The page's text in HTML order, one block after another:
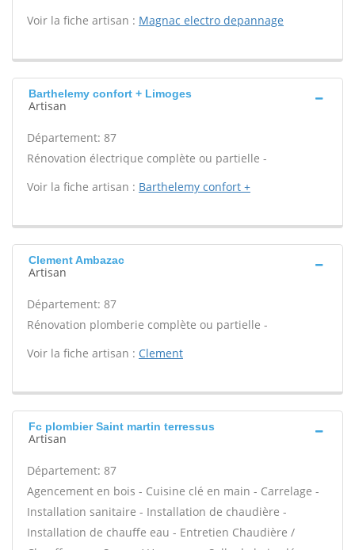
Voir la fiche artisan : Magnac electro depannage
Barthelemy confort + Limoges
Artisan
Département: 87
Rénovation électrique complète ou partielle -
Voir la fiche artisan : Barthelemy confort +
Clement Ambazac
Artisan
Département: 87
Rénovation plomberie complète ou partielle -
Voir la fiche artisan : Clement
Fc plombier Saint martin terressus
Artisan
Département: 87
Agencement en bois - Cuisine clé en main - Carrelage -
Installation sanitaire - Installation de chaudière -
Installation de chauffe eau - Entretien Chaudière /